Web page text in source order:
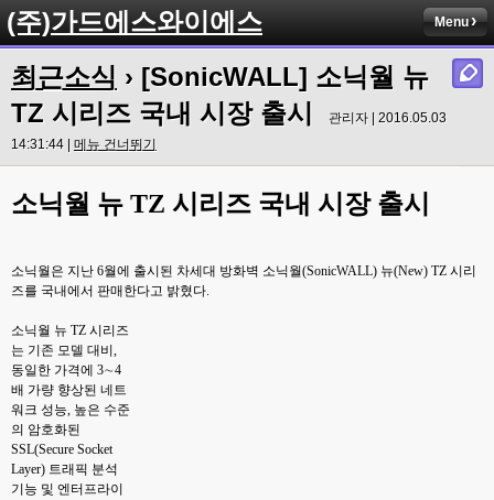
(주)가드에스와이에스 Menu
최근소식 › [SonicWALL] 소닉월 뉴
TZ 시리즈 국내 시장 출시
관리자 | 2016.05.03
14:31:44 | 메뉴 건너뛰기
소닉월 뉴 TZ 시리즈 국내 시장 출시
소닉월은 지난 6월에 출시된 차세대 방화벽 소닉월(SonicWALL) 뉴(New) TZ 시리
즈를 국내에서 판매한다고 밝혔다.
소닉월 뉴 TZ 시리즈
는 기존 모델 대비,
동일한 가격에 3∼4
배 가량 향상된 네트
워크 성능, 높은 수준
의 암호화된
SSL(Secure Socket
Layer) 트래픽 분석
기능 및 엔터프라이